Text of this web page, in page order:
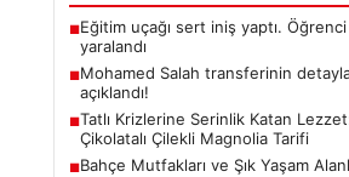
■Eğitim uçağı sert iniş yaptı.
yaralandı
■Mohamed Salah transferinin
açıklandı!
■Tatlı Krizlerine Serinlik Katan
Çikolatalı Çilekli Magnolia Tarifi
■Bahçe Mutfakları ve Şık Yaşam